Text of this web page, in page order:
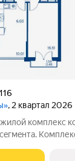
116
, 2 квартал 2026
комплекс